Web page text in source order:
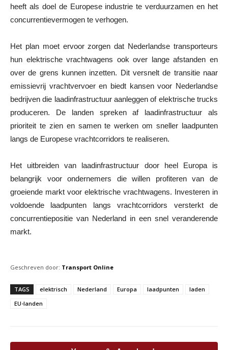
heeft als doel de Europese industrie te verduurzamen en het
concurrentievermogen te verhogen.
Het plan moet ervoor zorgen dat Nederlandse transporteurs
hun elektrische vrachtwagens ook over lange afstanden en
over de grens kunnen inzetten. Dit versnelt de transitie naar
emissievrij vrachtvervoer en biedt kansen voor Nederlandse
bedrijven die laadinfrastructuur aanleggen of elektrische trucks
produceren. De landen spreken af laadinfrastructuur als
prioriteit te zien en samen te werken om sneller laadpunten
langs de Europese vrachtcorridors te realiseren.
Het uitbreiden van laadinfrastructuur door heel Europa is
belangrijk voor ondernemers die willen profiteren van de
groeiende markt voor elektrische vrachtwagens. Investeren in
voldoende laadpunten langs vrachtcorridors versterkt de
concurrentiepositie van Nederland in een snel veranderende
markt.
Geschreven door: Transport Online
TAGS elektrisch Nederland Europa laadpunten
laden
EU-landen